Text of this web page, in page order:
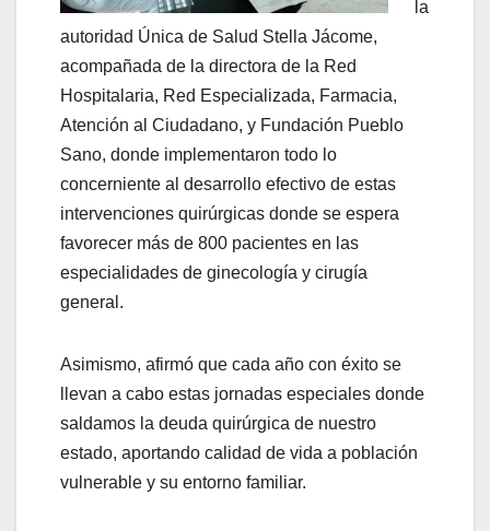
la
autoridad Única de Salud Stella Jácome,
acompañada de la directora de la Red
Hospitalaria, Red Especializada, Farmacia,
Atención al Ciudadano, y Fundación Pueblo
Sano, donde implementaron todo lo
concerniente al desarrollo efectivo de estas
intervenciones quirúrgicas donde se espera
favorecer más de 800 pacientes en las
especialidades de ginecología y cirugía
general.
Asimismo, afirmó que cada año con éxito se
llevan a cabo estas jornadas especiales donde
saldamos la deuda quirúrgica de nuestro
estado, aportando calidad de vida a población
vulnerable y su entorno familiar.